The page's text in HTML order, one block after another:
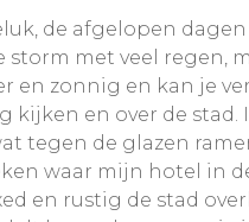
de afgelopen dagen
storm met veel regen,
en zonnig en kan je
kijken en over de stad.
tegen de glazen
waar mijn hotel in
en rustig de stad